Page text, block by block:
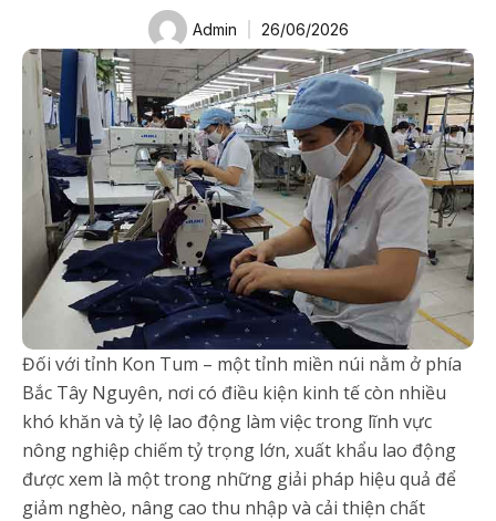
Admin 26/06/2026
Đối với tỉnh Kon Tum – một tỉnh miền núi nằm ở phía
Bắc Tây Nguyên, nơi có điều kiện kinh tế còn nhiều
khó khăn và tỷ lệ lao động làm việc trong lĩnh vực
nông nghiệp chiếm tỷ trọng lớn, xuất khẩu lao động
được xem là một trong những giải pháp hiệu quả để
giảm nghèo, nâng cao thu nhập và cải thiện chất